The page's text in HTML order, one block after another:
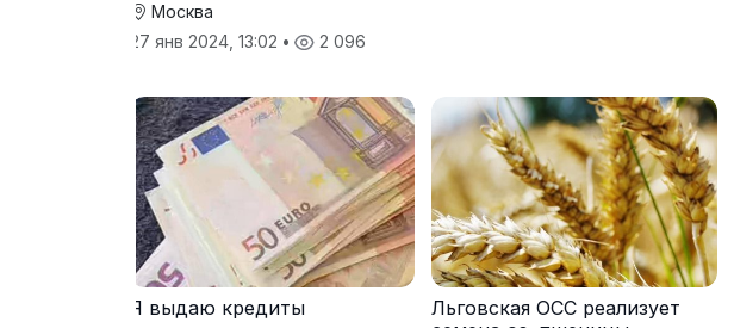
Москва
27 янв 2024, 13:02 • 2 096
Я выдаю кредиты
Льговская ОСС реализует